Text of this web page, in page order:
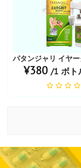
お薬シ
パタンジャリ イヤー
¥380 /1 ボト